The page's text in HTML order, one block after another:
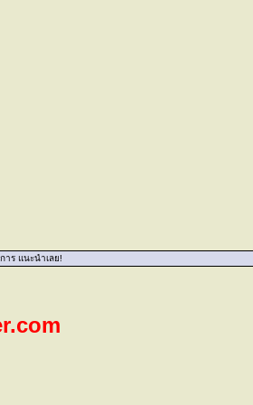
ร แนะนำเลย!